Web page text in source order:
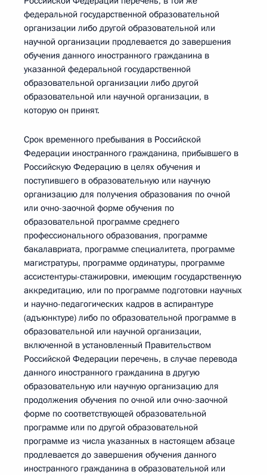
федеральной государственной образовательной
организации либо другой образовательной или
научной организации продлевается до завершения
обучения данного иностранного гражданина в
указанной федеральной государственной
образовательной организации либо другой
образовательной или научной организации, в
которую он принят.
Срок временного пребывания в Российской
Федерации иностранного гражданина, прибывшего в
Российскую Федерацию в целях обучения и
поступившего в образовательную или научную
организацию для получения образования по очной
или очно-заочной форме обучения по
образовательной программе среднего
профессионального образования, программе
бакалавриата, программе специалитета, программе
магистратуры, программе ординатуры, программе
ассистентуры-стажировки, имеющим государственную
аккредитацию, или по программе подготовки научных
и научно-педагогических кадров в аспирантуре
(адъюнктуре) либо по образовательной программе в
образовательной или научной организации,
включенной в установленный Правительством
Российской Федерации перечень, в случае перевода
данного иностранного гражданина в другую
образовательную или научную организацию для
продолжения обучения по очной или очно-заочной
форме по соответствующей образовательной
программе или по другой образовательной
программе из числа указанных в настоящем абзаце
продлевается до завершения обучения данного
иностранного гражданина в образовательной или